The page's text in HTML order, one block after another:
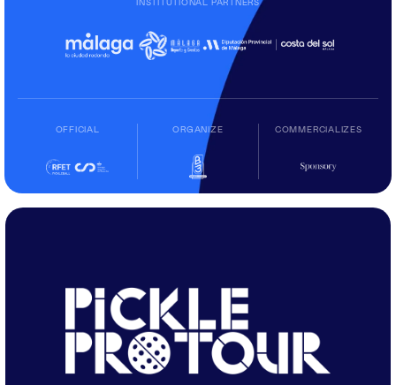
INSTITUTIONAL PARTNERS
OFFICIAL ORGANIZE COMMERCIALIZES